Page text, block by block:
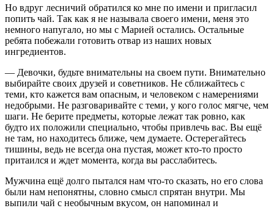
Но вдруг лесничий обратился ко мне по имени и пригласил
попить чай. Так как я не называла своего имени, меня это
немного напугало, но мы с Марией остались. Остальные
ребята побежали готовить отвар из наших новых
ингредиентов.
— Девочки, будьте внимательны на своем пути. Внимательно
выбирайте своих друзей и советников. Не сближайтесь с
теми, кто кажется вам опасным, и человеком с намерениями
недобрыми. Не разговаривайте с теми, у кого голос мягче, чем
шаги. Не берите предметы, которые лежат так ровно, как
будто их положили специально, чтобы привлечь вас. Вы ещё
не там, но находитесь ближе, чем думаете. Остерегайтесь
тишины, ведь не всегда она пустая, может кто-то просто
притаился и ждет момента, когда вы расслабитесь.
Мужчина ещё долго пытался нам что-то сказать, но его слова
были нам непонятны, словно смысл спрятан внутри. Мы
выпили чай с необычным вкусом, он напоминал и